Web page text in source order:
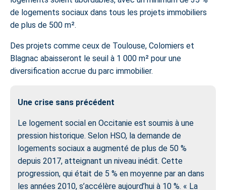
de logements sociaux dans tous les projets immobiliers
de plus de 500 m².
Des projets comme ceux de Toulouse, Colomiers et
Blagnac abaisseront le seuil à 1 000 m² pour une
diversification accrue du parc immobilier.
Une crise sans précédent
Le logement social en Occitanie est soumis à une
pression historique. Selon HSO, la demande de
logements sociaux a augmenté de plus de 50 %
depuis 2017, atteignant un niveau inédit. Cette
progression, qui était de 5 % en moyenne par an dans
les années 2010, s’accélère aujourd’hui à 10 %. « La